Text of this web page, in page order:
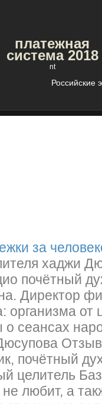
платежная
система 2018
nt
Российские
за
хаджи
почётный
Директор
организма от
сеансах
почётный
целитель
любит, а